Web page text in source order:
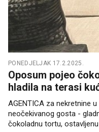
PONEDJELJAK 17.2.2025.
Oposum pojeo
hladila na terasi
AGENTICA za nekretnine
neočekivanog gosta -
čokoladnu tortu,